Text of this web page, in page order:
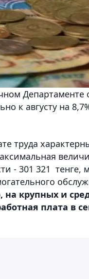
Департаменте
к августу на
труда
- 301 321 тенге,
на крупных и
плата в